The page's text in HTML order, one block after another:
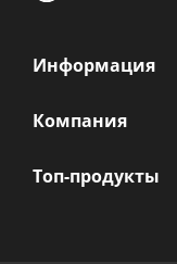
Информация
Компания
Топ-продукты